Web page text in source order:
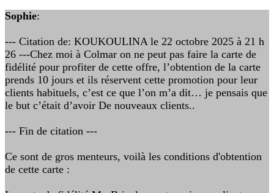
Sophie:
--- Citation de: KOUKOULINA le 22 octobre 2025 à 21 h
26 ---Chez moi à Colmar on ne peut pas faire la carte de
fidélité pour profiter de cette offre, l’obtention de la carte
prends 10 jours et ils réservent cette promotion pour leur
clients habituels, c’est ce que l’on m’a dit… je pensais que
le but c’était d’avoir De nouveaux clients..
--- Fin de citation ---
Ce sont de gros menteurs, voilà les conditions d'obtention
de cette carte :